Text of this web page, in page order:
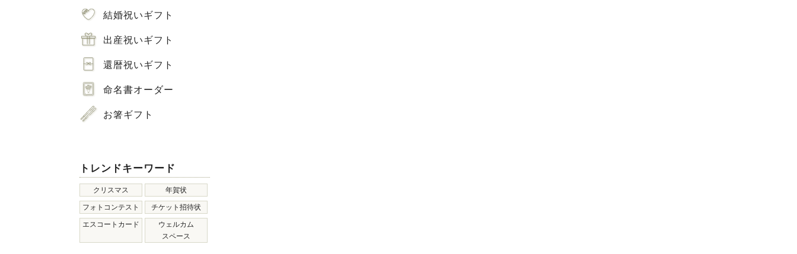
結婚祝いギフト
出産祝いギフト
還暦祝いギフト
命名書オーダー
お箸ギフト
トレンドキーワード
クリスマス 年賀状
フォトコンテスト チケット招待状
エスコートカード
ウェルカム
スペース